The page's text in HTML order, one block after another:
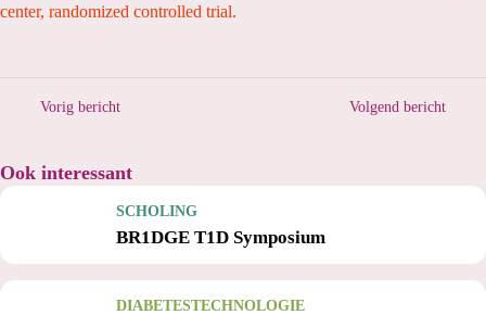
center, randomized controlled trial.
Vorig bericht Volgend bericht
Ook interessant
BR1DGE T1D Symposium
SCHOLING
DIABETESTECHNOLOGIE